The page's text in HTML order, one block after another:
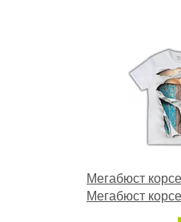
Мегабюст
Мегабюст